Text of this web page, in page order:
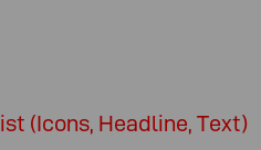
(Icons, Headline, Text)